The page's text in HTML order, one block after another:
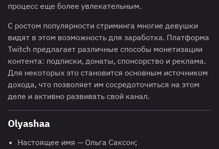
процесс еще более увлекательным.
С ростом популярности стриминга многие девушки
видят в этом возможность для заработка. Платформа
Twitch предлагает различные способы монетизации
контента: подписки, донаты, спонсорство и реклама.
Для некоторых это становится основным источником
дохода, что позволяет им сосредоточиться на этом
деле и активно развивать свой канал.
Olyashaa
Настоящее имя — Ольга Саксон;